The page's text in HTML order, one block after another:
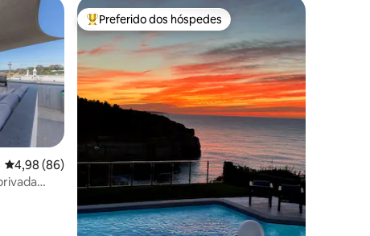
hóspedes
4,98 de uma avaliação média de 5, 86 avaliações
4,98 (86)
Entre os melhores preferidos dos hóspedes
Preferido dos hóspedes